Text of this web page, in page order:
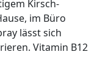
Kirsch-
im Büro
lässt sich
Vitamin B12